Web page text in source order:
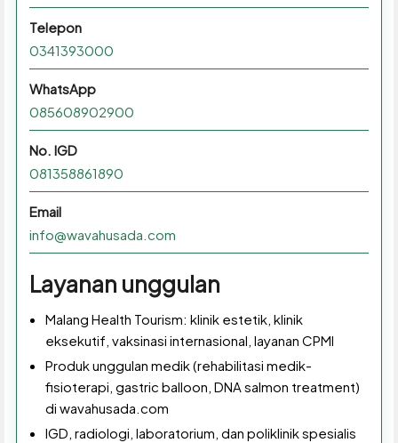
Telepon
0341393000
WhatsApp
085608902900
No. IGD
081358861890
Email
info@wavahusada.com
Layanan unggulan
Malang Health Tourism: klinik estetik, klinik
eksekutif, vaksinasi internasional, layanan CPMI
Produk unggulan medik (rehabilitasi medik-
fisioterapi, gastric balloon, DNA salmon treatment)
di wavahusada.com
IGD, radiologi, laboratorium, dan poliklinik spesialis